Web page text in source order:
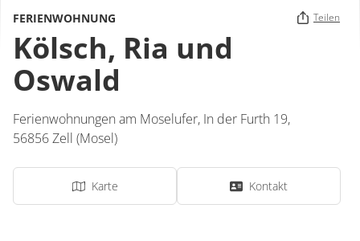
FERIENWOHNUNG Teilen
Kölsch, Ria und
Oswald
Ferienwohnungen am Moselufer, In der Furth 19,
56856Zell (Mosel)
Karte Kontakt